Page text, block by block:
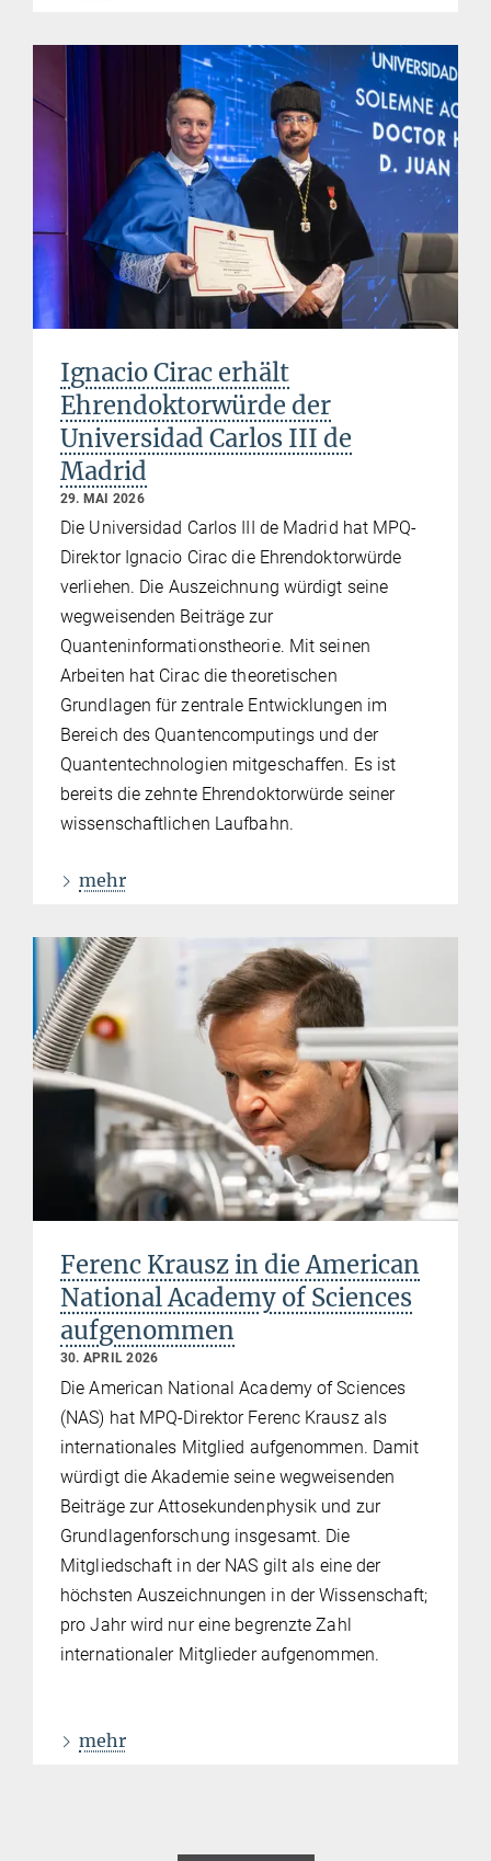
Ignacio Cirac erhält
Ehrendoktorwürde der
Universidad Carlos III de
Madrid
29. MAI 2026
Die Universidad Carlos III de Madrid hat MPQ-
Direktor Ignacio Cirac die Ehrendoktorwürde
verliehen. Die Auszeichnung würdigt seine
wegweisenden Beiträge zur
Quanteninformationstheorie. Mit seinen
Arbeiten hat Cirac die theoretischen
Grundlagen für zentrale Entwicklungen im
Bereich des Quantencomputings und der
Quantentechnologien mitgeschaffen. Es ist
bereits die zehnte Ehrendoktorwürde seiner
wissenschaftlichen Laufbahn.
mehr
Ferenc Krausz in die American
National Academy of Sciences
aufgenommen
30. APRIL 2026
Die American National Academy of Sciences
(NAS) hat MPQ-Direktor Ferenc Krausz als
internationales Mitglied aufgenommen. Damit
würdigt die Akademie seine wegweisenden
Beiträge zur Attosekundenphysik und zur
Grundlagenforschung insgesamt. Die
Mitgliedschaft in der NAS gilt als eine der
höchsten Auszeichnungen in der Wissenschaft;
pro Jahr wird nur eine begrenzte Zahl
internationaler Mitglieder aufgenommen.
mehr